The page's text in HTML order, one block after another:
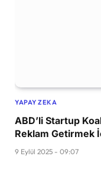
YAPAY ZEKA
ABD’li Startup
Reklam Getirmek
9 Eylül 2025 - 09:07